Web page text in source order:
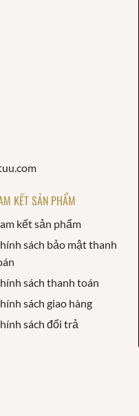
KẾT SẢN PHẨM
kết sản phẩm
sách bảo mật thanh
sách thanh toán
sách giao hàng
sách đổi trả